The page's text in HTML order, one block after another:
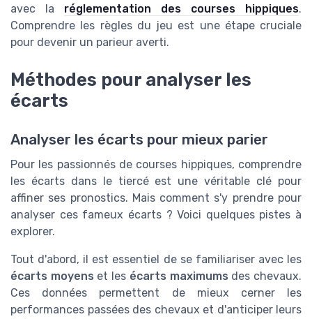
avec la réglementation des courses hippiques.
Comprendre les règles du jeu est une étape cruciale
pour devenir un parieur averti.
Méthodes pour analyser les
écarts
Analyser les écarts pour mieux parier
Pour les passionnés de courses hippiques, comprendre
les écarts dans le tiercé est une véritable clé pour
affiner ses pronostics. Mais comment s'y prendre pour
analyser ces fameux écarts ? Voici quelques pistes à
explorer.
Tout d'abord, il est essentiel de se familiariser avec les
écarts moyens et les écarts maximums des chevaux.
Ces données permettent de mieux cerner les
performances passées des chevaux et d'anticiper leurs